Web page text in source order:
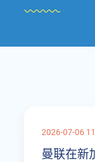
2026-07-06
曼联在新